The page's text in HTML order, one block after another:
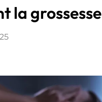
la grossesse